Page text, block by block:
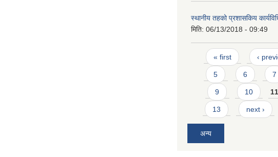
स्थानीय तहको प्रशासकिय
मिति: 06/13/2018 - 09:49
Pages
« first ‹
5 6 7
9 10 11
13 next ›
अन्य